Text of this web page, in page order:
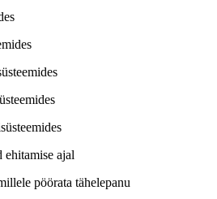
ehitamise ajal
pöörata tähelepanu